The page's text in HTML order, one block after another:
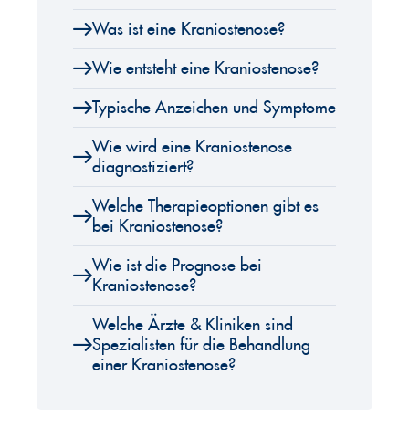
Was ist eine Kraniostenose?
Wie entsteht eine Kraniostenose?
Typische Anzeichen und Symptome
Wie wird eine Kraniostenose
diagnostiziert?
Welche Therapieoptionen gibt es
bei Kraniostenose?
Wie ist die Prognose bei
Kraniostenose?
Welche Ärzte & Kliniken sind
Spezialisten für die Behandlung
einer Kraniostenose?